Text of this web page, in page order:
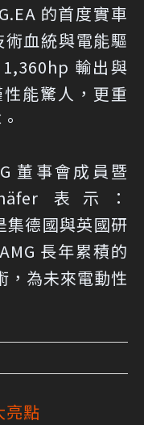
的首度實車
血統與電能驅
輸出與
能驚人，更重
董事會成員暨
表示：
集德國與英國研
長年累積的
為未來電動性
亮點